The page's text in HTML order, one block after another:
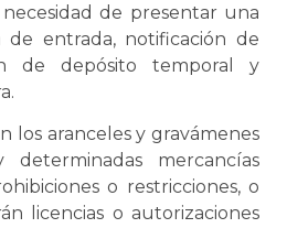
de presentar una
de entrada, notificación de
de depósito temporal y
los aranceles y gravámenes
determinadas mercancías
o restricciones, o
licencias o autorizaciones